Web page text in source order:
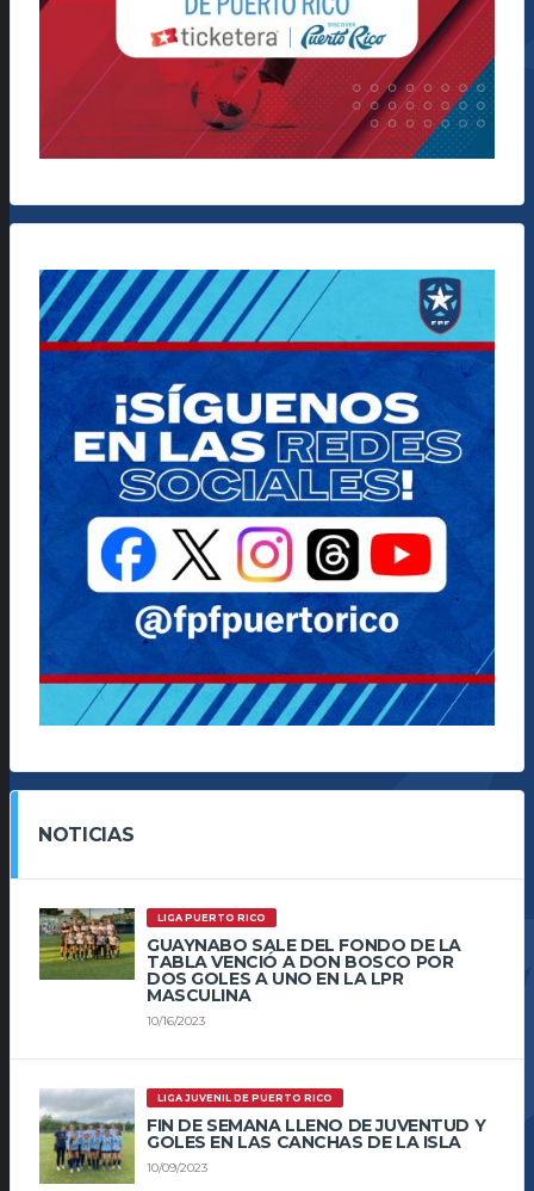
NOTICIAS
LIGA PUERTO RICO
GUAYNABO SALE DEL FONDO DE LA
TABLA VENCIÓ A DON BOSCO POR
DOS GOLES A UNO EN LA LPR
MASCULINA
10/16/2023
LIGA JUVENIL DE PUERTO RICO
FIN DE SEMANA LLENO DE JUVENTUD Y
GOLES EN LAS CANCHAS DE LA ISLA
10/09/2023